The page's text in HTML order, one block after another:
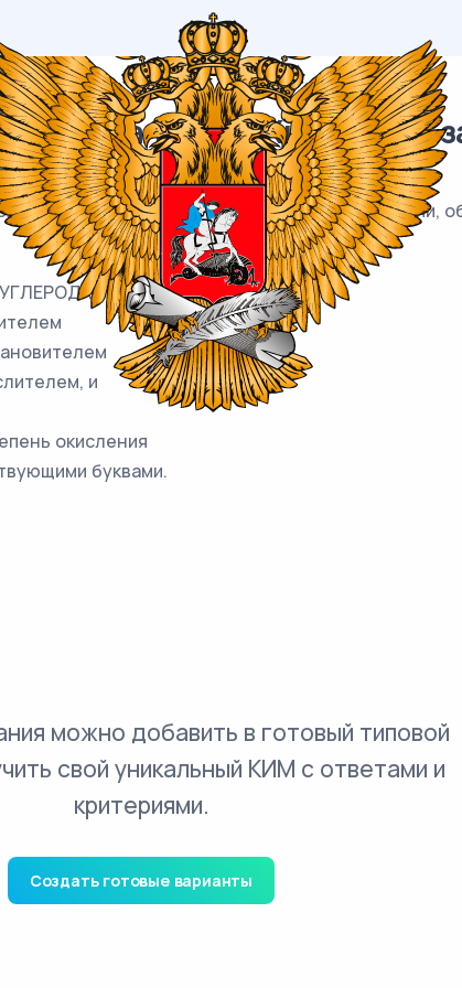
ЕГЭ / Химия / 19
элемента углерода в ней. К каждой позиции,
и
окисления
буквами.
можно добавить в готовый типовой
свой уникальный КИМ с ответами и
критериями.
Создать готовые варианты